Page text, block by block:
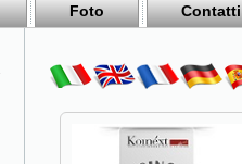
Foto Contatti